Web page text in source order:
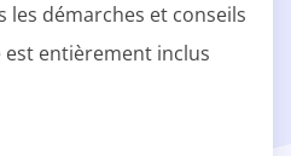
les démarches et conseils
est entièrement inclus